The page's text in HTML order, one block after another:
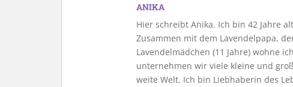
ANIKA
Hier schreibt Anika. Ich bin 42 Jahre
Zusammen mit dem Lavendelpapa,
Lavendelmädchen (11 Jahre) wohne
unternehmen wir viele kleine und
weite Welt. Ich bin Liebhaberin des